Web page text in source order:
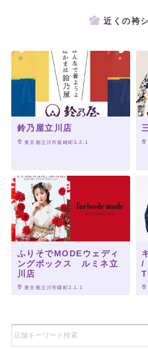
近くの袴
鈴乃屋立川店
東京都立川市柴崎町3-2-1
ふりそでMODEウェディ
ングボックス ルミネ立
川店
東京都立川市曙町2-1-1
/